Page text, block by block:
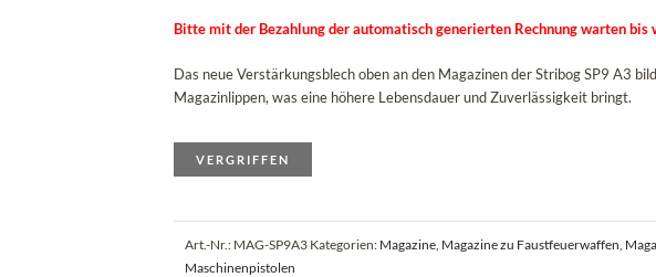
Bitte mit der Bezahlung der automatisch generierten Rechnung warten
Das neue Verstärkungsblech oben an den Magazinen der Stribog SP9 A3
Magazinlippen, was eine höhere Lebensdauer und Zuverlässigkeit bringt.
VERGRIFFEN
Art.-Nr.: MAG-SP9A3 Kategorien: Magazine, Magazine zu Faustfeuerwaffen,
Maschinenpistolen